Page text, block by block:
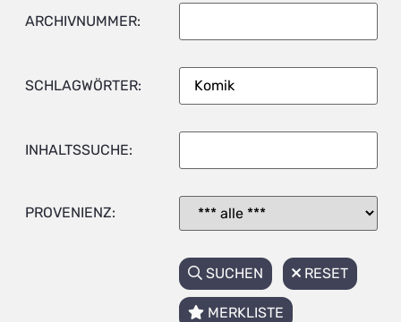
ARCHIVNUMMER:
SCHLAGWÖRTER:
INHALTSSUCHE:
PROVENIENZ:
SUCHEN RESET
MERKLISTE